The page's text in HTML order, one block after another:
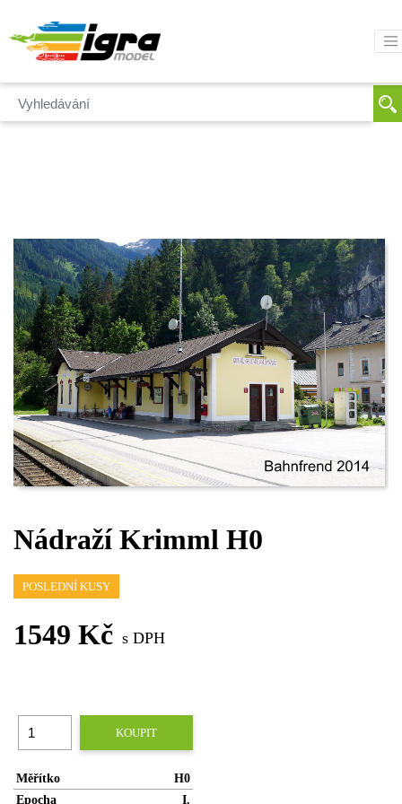
Nádraží Krimml H0
POSLEDNÍ KUSY
1549 Kč s DPH
KOUPIT
Měřítko
H0
Epocha
I.